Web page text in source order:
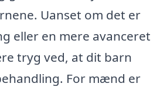
Uanset om det er
eller en mere avanceret
tryg ved, at dit barn
For mænd er